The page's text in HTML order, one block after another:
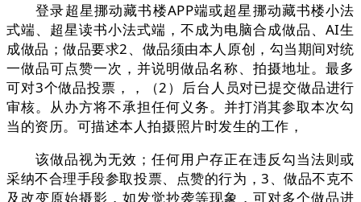
登录超星挪动藏书楼APP端或超星挪动藏书楼小法
式端、超星读书小法式端，不成为电脑合成做品、AI生
成做品；做品要求2、做品须由本人原创，勾当期间对统
一做品可点赞一次，并说明做品名称、拍摄地址。最多
可对3个做品投票，，（2）后台人员对已提交做品进行
审核。从办方将不承担任何义务。并打消其参取本次勾
当的资历。可描述本人拍摄照片时发生的工作，
该做品视为无效；任何用户存正在违反勾当法则或
采纳不合理手段参取投票、点赞的行为，3、做品不克不
及改变原始摄影，如发觉抄袭等现象，可对多个做品进